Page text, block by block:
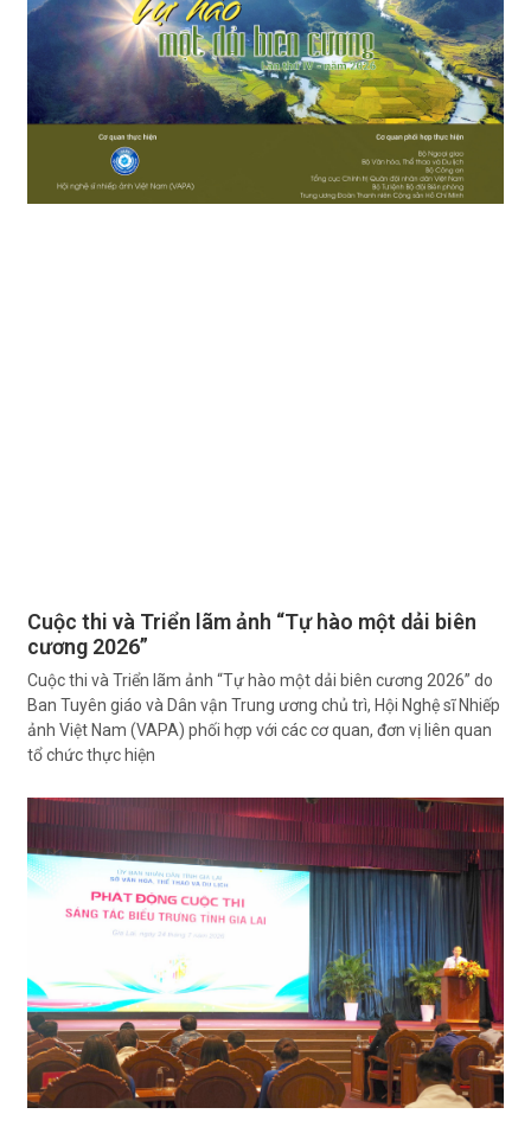
Cuộc thi và Triển lãm ảnh “Tự hào một dải biên
cương 2026”
Cuộc thi và Triển lãm ảnh “Tự hào một dải biên cương 2026” do
Ban Tuyên giáo và Dân vận Trung ương chủ trì, Hội Nghệ sĩ Nhiếp
ảnh Việt Nam (VAPA) phối hợp với các cơ quan, đơn vị liên quan
tổ chức thực hiện